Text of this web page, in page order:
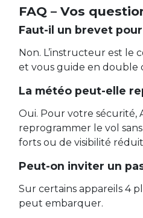
FAQ – Vos
Faut-il un brevet
Non. L’instructeur est le
et vous guide en double
La météo peut-elle
Oui. Pour votre sécurité,
reprogrammer le vol
forts ou de visibilité
Peut-on inviter un
Sur certains appareils 4
peut embarquer.